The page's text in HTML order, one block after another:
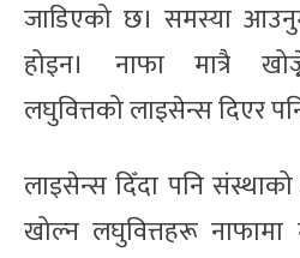
जाडिएको छ। समस्या
होइन। नाफा मात्रै
लघुवित्तको लाइसेन्स दिएर
लाइसेन्स दिँदा पनि
खोल्न लघुवित्तहरू नाफामा